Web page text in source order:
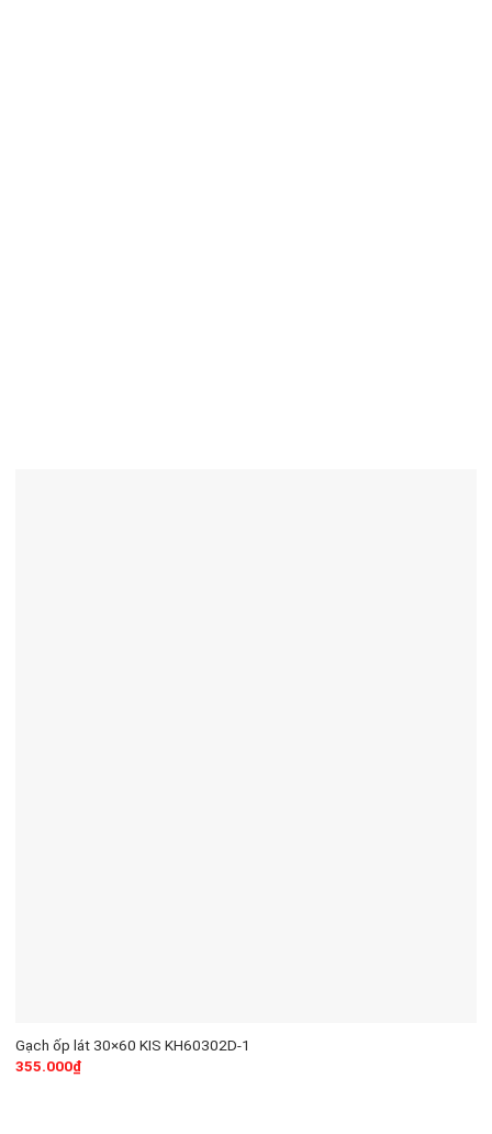
Gạch ốp lát 30×60 KIS KH60302D-1
355.000₫